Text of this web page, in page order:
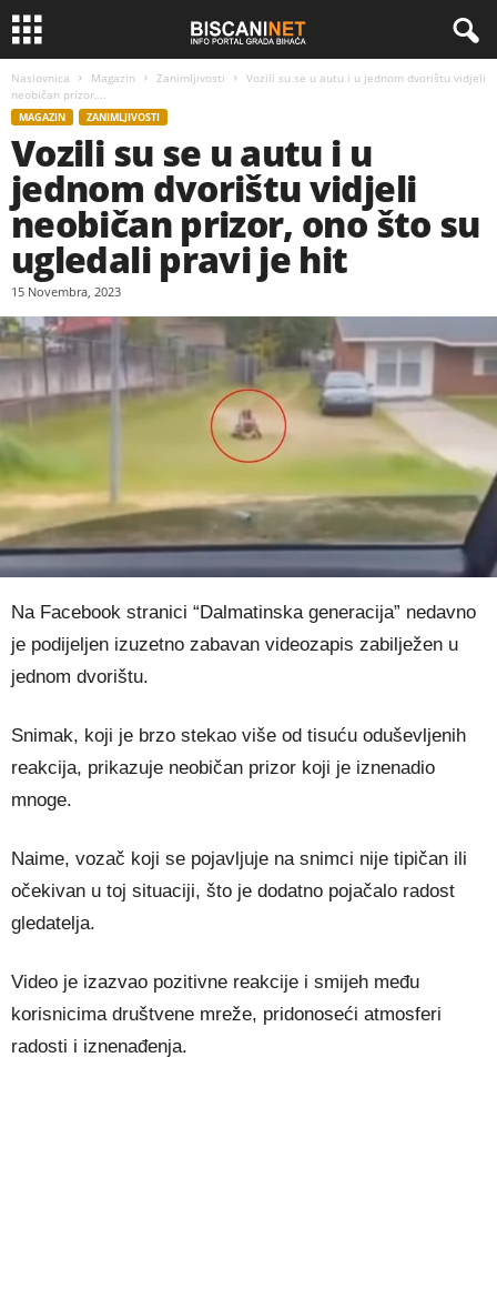
Naslovnica Magazin Zanimljivosti
Vozili su se u autu i u jednom dvorištu vidjeli
neobičan prizor,...
MAGAZIN ZANIMLJIVOSTI
Vozili su se u autu i u
jednom dvorištu vidjeli
neobičan prizor, ono što su
ugledali pravi je hit
15 Novembra, 2023
Na Facebook stranici “Dalmatinska generacija” nedavno
je podijeljen izuzetno zabavan videozapis zabilježen u
jednom dvorištu.
Snimak, koji je brzo stekao više od tisuću oduševljenih
reakcija, prikazuje neobičan prizor koji je iznenadio
mnoge.
Naime, vozač koji se pojavljuje na snimci nije tipičan ili
očekivan u toj situaciji, što je dodatno pojačalo radost
gledatelja.
Video je izazvao pozitivne reakcije i smijeh među
korisnicima društvene mreže, pridonoseći atmosferi
radosti i iznenađenja.